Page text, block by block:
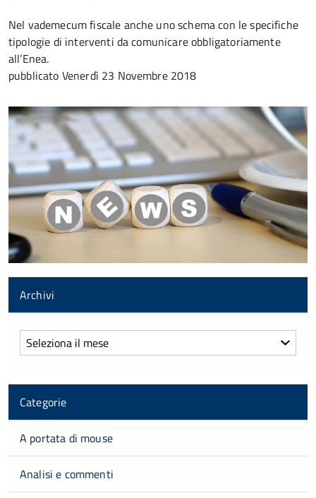
Nel vademecum fiscale anche uno schema con le specifiche
tipologie di interventi da comunicare obbligatoriamente
all’Enea.
pubblicato Venerdì 23 Novembre 2018
Archivi
Archivi
Categorie
A portata di mouse
Analisi e commenti